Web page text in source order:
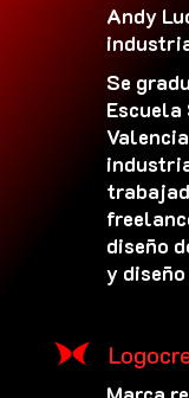
Andy
Se
Escuela
diseño
y diseño